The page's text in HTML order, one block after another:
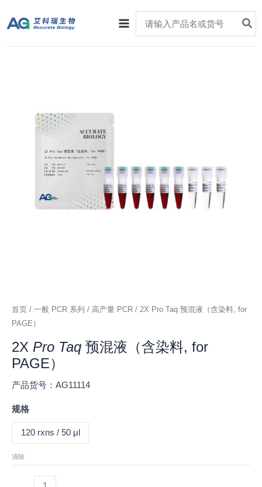
容
Main
Menu
for:
首页 / 一般 PCR 系列 / 高产量 PCR / 2X Pro Taq 预混液（含染料, for
PAGE）
2X Pro Taq 预混液（含染料, for
PAGE）
产品货号：AG11114
规格
120 rxns / 50 μl
清除
PAGE）